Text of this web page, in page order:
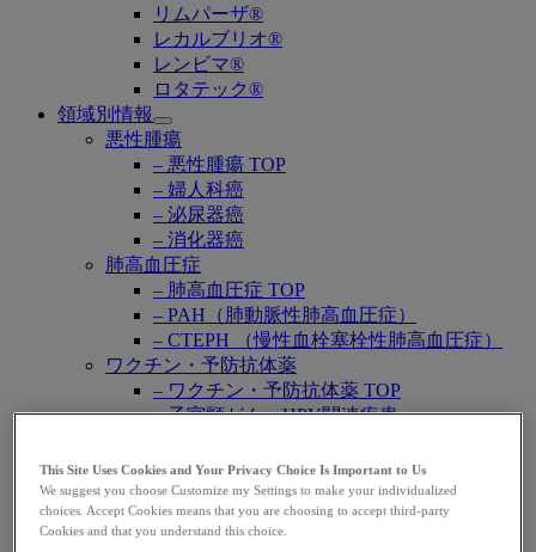
リムパーザ®
レカルブリオ®
レンビマ®
ロタテック®
領域別情報
Open
submenu
悪性腫瘍
– 悪性腫瘍 TOP
– 婦人科癌
– 泌尿器癌
– 消化器癌
肺高血圧症
– 肺高血圧症 TOP
– PAH（肺動脈性肺高血圧症）
– CTEPH （慢性血栓塞栓性肺高血圧症）
ワクチン・予防抗体薬
– ワクチン・予防抗体薬 TOP
– 子宮頸がん・HPV関連疾患
– 肺炎球菌感染症
– B型肝炎
– RSウイルス感染症
感染症
This Site Uses Cookies and Your Privacy Choice Is Important to Us
We suggest you choose Customize my Settings to make your individualized
choices. Accept Cookies means that you are choosing to accept third-party
Cookies and that you understand this choice.